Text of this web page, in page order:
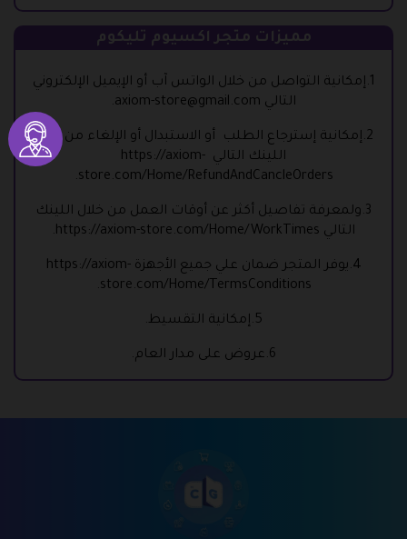
مميزات متجر اكسيوم تليكوم
1.إمكانية التواصل من خلال الواتس آب أو الإيميل الإلكتروني
التالي axiom-store@gmail.com
.
2.إمكانية إسترجاع الطلب أو الاستبدال أو الإلغاء من خلال
اللينك التالي https://axiom-
store.com/Home/RefundAndCancleOrders
.
3.ولمعرفة تفاصيل أكثر عن أوقات العمل من خلال اللينك
التالي https://axiom-store.com/Home/WorkTimes
.
4.يوفر المتجر ضمان علي جميع الأجهزة
https://axiom-
store.com/Home/TermsConditions
.
5.إمكانية التقسيط.
6.عروض على مدار العام.